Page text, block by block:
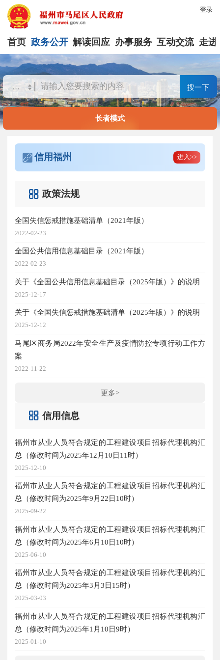
登录
首页 政务公开 解读回应 办事服务 互动交流 走进
搜一下
长者模式
信用福州 进入>>
政策法规
全国失信惩戒措施基础清单（2021年版）
2022-02-23
全国公共信用信息基础目录（2021年版）
2022-02-23
关于《全国公共信用信息基础目录（2025年版）》的说明
2025-12-17
关于《全国失信惩戒措施基础清单（2025年版）》的说明
2025-12-12
马尾区商务局2022年安全生产及疫情防控专项行动工作方
案
2022-11-22
更多>
信用信息
福州市从业人员符合规定的工程建设项目招标代理机构汇
总（修改时间为2025年12月10日11时）
2025-12-10
福州市从业人员符合规定的工程建设项目招标代理机构汇
总（修改时间为2025年9月22日10时）
2025-09-22
福州市从业人员符合规定的工程建设项目招标代理机构汇
总（修改时间为2025年6月10日10时）
2025-06-10
福州市从业人员符合规定的工程建设项目招标代理机构汇
总（修改时间为2025年3月3日15时）
2025-03-03
福州市从业人员符合规定的工程建设项目招标代理机构汇
总（修改时间为2025年1月10日9时）
2025-01-10